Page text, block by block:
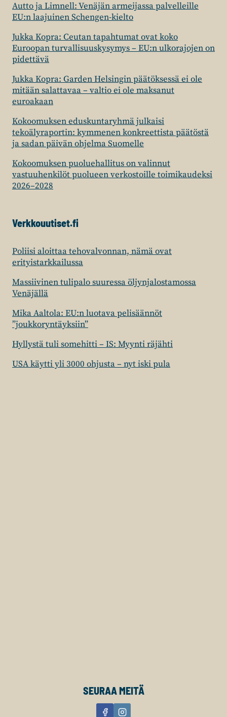
Autto ja Limnell: Venäjän armeijassa palvelleille
EU:n laajuinen Schengen-kielto
Jukka Kopra: Ceutan tapahtumat ovat koko
Euroopan turvallisuuskysymys – EU:n ulkorajojen on
pidettävä
Jukka Kopra: Garden Helsingin päätöksessä ei ole
mitään salattavaa – valtio ei ole maksanut
euroakaan
Kokoomuksen eduskuntaryhmä julkaisi
tekoälyraportin: kymmenen konkreettista päätöstä
ja sadan päivän ohjelma Suomelle
Kokoomuksen puoluehallitus on valinnut
vastuuhenkilöt puolueen verkostoille toimikaudeksi
2026–2028
Verkkouutiset.fi
Poliisi aloittaa tehovalvonnan, nämä ovat
erityistarkkailussa
Massiivinen tulipalo suuressa öljynjalostamossa
Venäjällä
Mika Aaltola: EU:n luotava pelisäännöt
”joukkoryntäyksiin”
Hyllystä tuli somehitti – IS: Myynti räjähti
USA käytti yli 3000 ohjusta – nyt iski pula
SEURAA MEITÄ